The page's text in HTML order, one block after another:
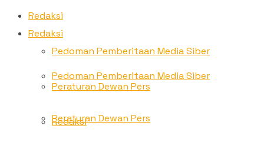
Redaksi
Pedoman Pemberitaan Media Siber
Peraturan Dewan Pers
Redaksi
Pedoman Pemberitaan Media Siber
Peraturan Dewan Pers
Redaksi